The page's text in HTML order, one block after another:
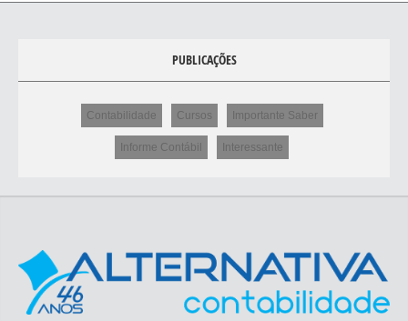
PUBLICAÇÕES
Contabilidade Cursos Importante Saber
Informe Contábil Interessante